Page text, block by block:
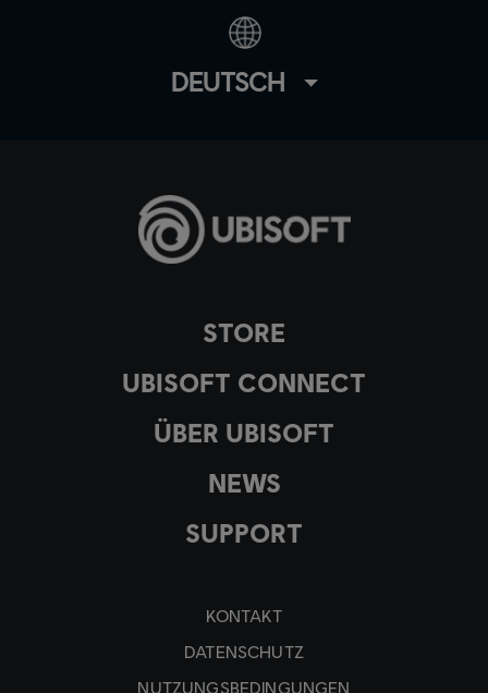
STORE
UBISOFT CONNECT
ÜBER UBISOFT
NEWS
SUPPORT
KONTAKT
DATENSCHUTZ
NUTZUNGSBEDINGUNGEN
DEUTSCH